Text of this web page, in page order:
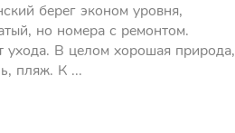
берег эконом уровня,
но номера с ремонтом.
ухода. В целом хорошая природа,
пляж. К ...